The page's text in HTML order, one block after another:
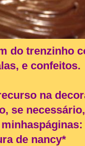
do trenzinho
e confeitos.
na
se
de nancy*